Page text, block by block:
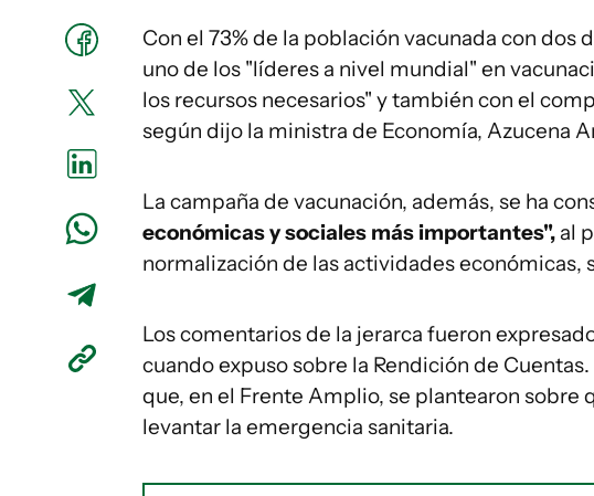
Con el 73% de la población vacunada con dos
uno de los "líderes a nivel mundial" en
los recursos necesarios" y también con el
según dijo la ministra de Economía, Azucena
La campaña de vacunación, además, se ha
económicas y sociales más importantes", al
normalización de las actividades económicas,
Los comentarios de la jerarca fueron
cuando expuso sobre la Rendición de
que, en el Frente Amplio, se plantearon sobre
levantar la emergencia sanitaria.